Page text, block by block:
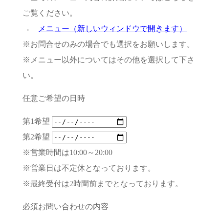
ご覧ください。
→
メニュー（新しいウィンドウで開きます）
※お問合せのみの場合でも選択をお願いします。
※メニュー以外についてはその他を選択して下さ
い。
任意ご希望の日時
第1希望
第2希望
※営業時間は10:00～20:00
※営業日は不定休となっております。
※最終受付は2時間前までとなっております。
必須お問い合わせの内容